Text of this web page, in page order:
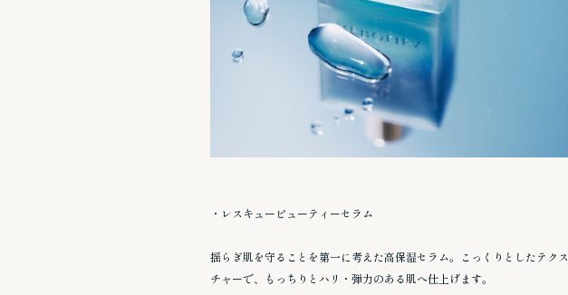
・レスキュービューティーセラム
揺らぎ肌を守ることを第一に考えた高保湿セラム。こっくりとしたテクス
チャーで、もっちりとハリ・弾力のある肌へ仕上げます。